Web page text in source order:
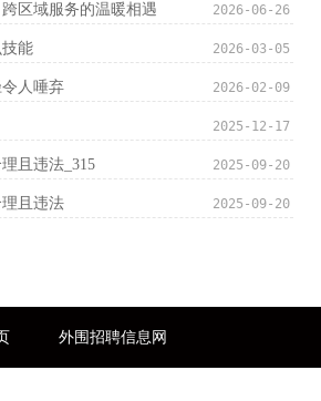
区域服务的温暖相遇 2026-06-26
能 2026-03-05
人唾弃 2026-02-09
2025-12-17
且违法_315 2025-09-20
且违法 2025-09-20
外围招聘信息网